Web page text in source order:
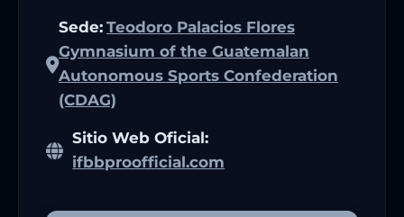
Sede: Teodoro Palacios Flores
Gymnasium of the Guatemalan
Autonomous Sports Confederation
(CDAG)
Sitio Web Oficial:
ifbbproofficial.com